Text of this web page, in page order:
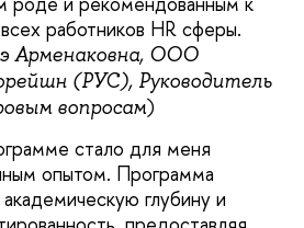
работников HR сферы.
Арменаковна, ООО
(РУС), Руководитель
вопросам)
стало для меня
опытом. Программа
глубину и